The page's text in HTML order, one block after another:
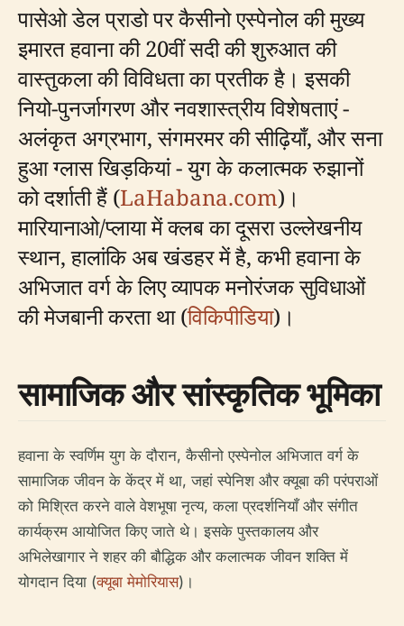
पासेओ डेल प्राडो पर कैसीनो एस्पेनोल की मुख्य
इमारत हवाना की 20वीं सदी की शुरुआत की
वास्तुकला की विविधता का प्रतीक है। इसकी
नियो-पुनर्जागरण और नवशास्त्रीय विशेषताएं -
अलंकृत अग्रभाग, संगमरमर की सीढ़ियाँ, और सना
हुआ ग्लास खिड़कियां - युग के कलात्मक रुझानों
को दर्शाती हैं (LaHabana.com)।
मारियानाओ/प्लाया में क्लब का दूसरा उल्लेखनीय
स्थान, हालांकि अब खंडहर में है, कभी हवाना के
अभिजात वर्ग के लिए व्यापक मनोरंजक सुविधाओं
की मेजबानी करता था (विकिपीडिया)।
सामाजिक और सांस्कृतिक भूमिका
हवाना के स्वर्णिम युग के दौरान, कैसीनो एस्पेनोल अभिजात वर्ग के
सामाजिक जीवन के केंद्र में था, जहां स्पेनिश और क्यूबा की परंपराओं
को मिश्रित करने वाले वेशभूषा नृत्य, कला प्रदर्शनियाँ और संगीत
कार्यक्रम आयोजित किए जाते थे। इसके पुस्तकालय और
अभिलेखागार ने शहर की बौद्धिक और कलात्मक जीवन शक्ति में
योगदान दिया (क्यूबा मेमोरियास)।